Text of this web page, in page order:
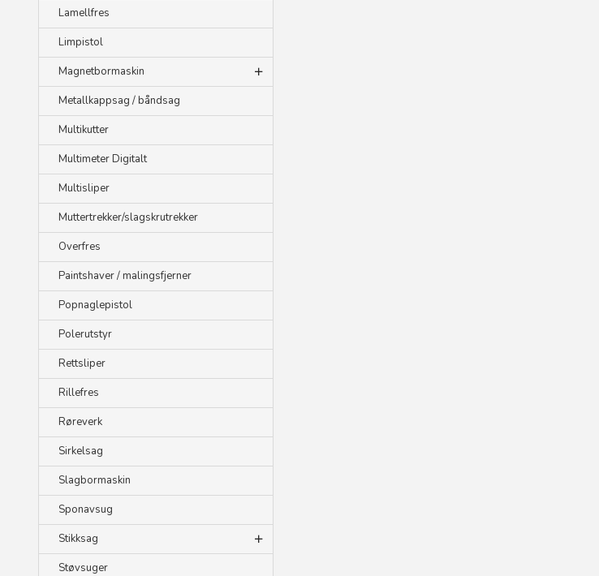
Lamellfres
Limpistol
Magnetbormaskin
Metallkappsag / båndsag
Multikutter
Multimeter Digitalt
Multisliper
Muttertrekker/slagskrutrekker
Overfres
Paintshaver / malingsfjerner
Popnaglepistol
Polerutstyr
Rettsliper
Rillefres
Røreverk
Sirkelsag
Slagbormaskin
Sponavsug
Stikksag
Støvsuger